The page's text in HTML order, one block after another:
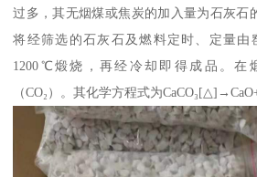
过多，其无烟煤或焦炭的加入量为石灰石
将经筛选的石灰石及燃料定时、定量由
1200℃煅烧，再经冷却即得成品。在
（CO₂）。其化学方程式为